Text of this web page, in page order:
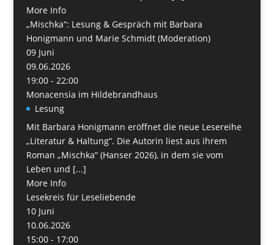
More Info
„Mischka“: Lesung & Gespräch mit Barbara
Honigmann und Marie Schmidt (Moderation)
09 Juni
09.06.2026
19:00 - 22:00
Monacensia im Hildebrandhaus
Lesung
Mit Barbara Honigmann eröffnet die neue Lesereihe
„Literatur & Haltung“. Die Autorin liest aus ihrem
Roman „Mischka“ (Hanser 2026), in dem sie vom
Leben und [...]
More Info
Lesekreis für Leseliebende
10 Juni
10.06.2026
15:00 - 17:00